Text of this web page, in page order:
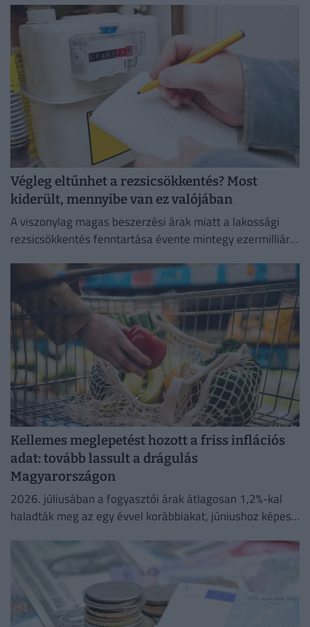
elemzője szerint.
Végleg eltűnhet a rezsicsökkentés? Most
kiderült, mennyibe van ez valójában
A viszonylag magas beszerzési árak miatt a lakossági
rezsicsökkentés fenntartása évente mintegy ezermilliárd
Kellemes meglepetést hozott a friss inflációs
adat: tovább lassult a drágulás
Magyarországon
2026. júliusában a fogyasztói árak átlagosan 1,2%-kal
haladták meg az egy évvel korábbiakat, júniushoz képest